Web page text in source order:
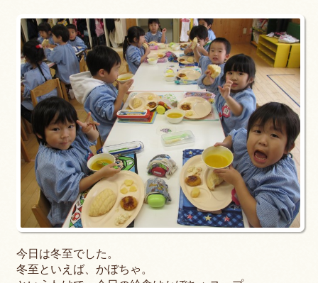
今日は冬至でした。
冬至といえば、かぼちゃ。